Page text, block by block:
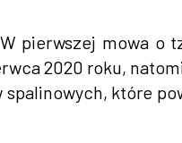
pierwszej mowa o
2020 roku,
które